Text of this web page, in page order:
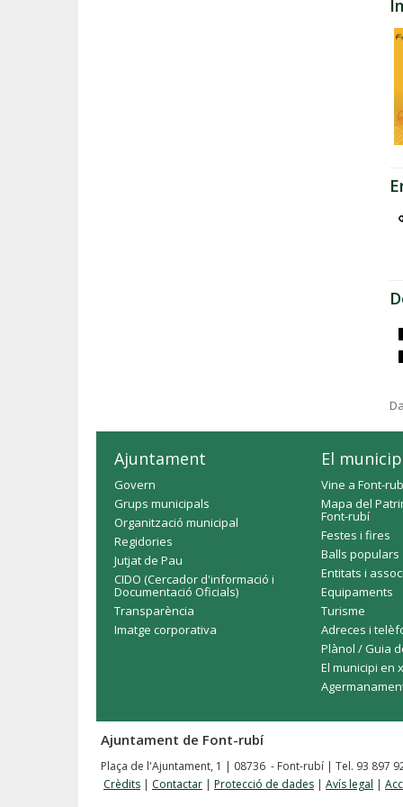
Ajuntament
Govern
Grups municipals
Organització municipal
Regidories
Jutjat de Pau
CIDO (Cercador d'informació i
Documentació Oficials)
Transparència
Imatge corporativa
El
Vine a Font-
Mapa del
Font-rubí
Festes i fires
Balls populars
Entitats i
Equipaments
Turisme
Adreces i
Plànol / Guia
El municipi en
Ajuntament de Font-rubí
Plaça de l'Ajuntament, 1 | 08736 - Font-rubí | Tel. 93 897
Crèdits | Contactar | Protecció de dades | Avís legal |